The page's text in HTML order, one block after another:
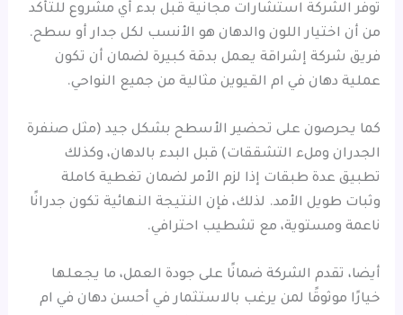
توفر الشركة استشارات مجانية قبل بدء أي مشروع للتأكد
من أن اختيار اللون والدهان هو الأنسب لكل جدار أو سطح.
فريق شركة إشراقة يعمل بدقة كبيرة لضمان أن تكون
عملية دهان في ام القيوين مثالية من جميع النواحي.
كما يحرصون على تحضير الأسطح بشكل جيد (مثل صنفرة
الجدران وملء التشققات) قبل البدء بالدهان، وكذلك
تطبيق عدة طبقات إذا لزم الأمر لضمان تغطية كاملة
وثبات طويل الأمد. لذلك، فإن النتيجة النهائية تكون جدرانًا
ناعمة ومستوية، مع تشطيب احترافي.
أيضا، تقدم الشركة ضمانًا على جودة العمل، ما يجعلها
خيارًا موثوقًا لمن يرغب بالاستثمار في أحسن دهان في ام